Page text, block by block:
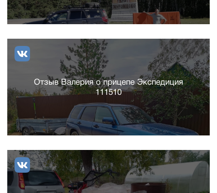
Отзыв Валерия о прицепе Экспедиция
111510